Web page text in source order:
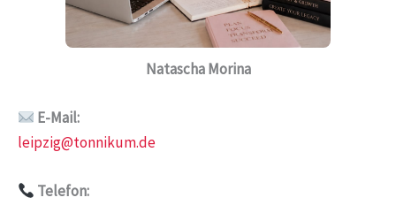
Natascha Morina
E-Mail:
leipzig@tonnikum.de
Telefon: